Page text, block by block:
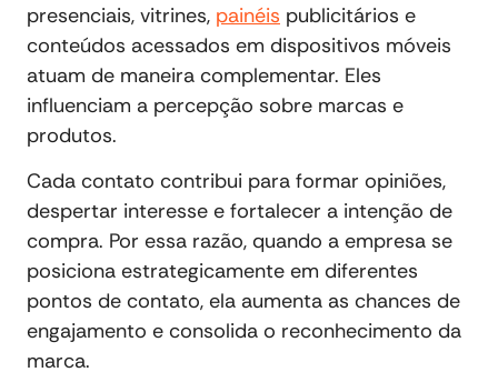
presenciais, vitrines, painéis publicitários e
conteúdos acessados em dispositivos móveis
atuam de maneira complementar. Eles
influenciam a percepção sobre marcas e
produtos.
Cada contato contribui para formar opiniões,
despertar interesse e fortalecer a intenção de
compra. Por essa razão, quando a empresa se
posiciona estrategicamente em diferentes
pontos de contato, ela aumenta as chances de
engajamento e consolida o reconhecimento da
marca.